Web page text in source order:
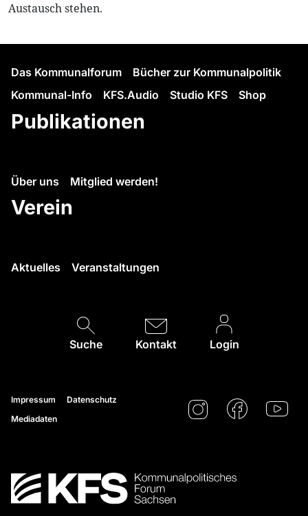
Austausch stehen.
Das Kommunalforum
Bücher zur Kommunalpolitik
Kommunal-Info
KFS.Audio Studio KFS Shop
Publikationen
Über uns Mitglied werden!
Verein
Aktuelles Veranstaltungen
Suche Kontakt Login
Impressum
Datenschutz
Mediadaten